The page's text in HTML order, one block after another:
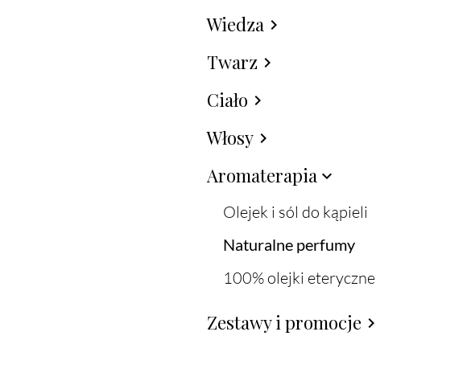
Wiedza chevron_right
Twarzchevron_right
Ciało chevron_right
Włosychevron_right
Aromaterapia expand_more
Olejek i sól do kąpieli
Naturalne perfumy
100% olejki eteryczne
Zestawy i promocje chevron_right